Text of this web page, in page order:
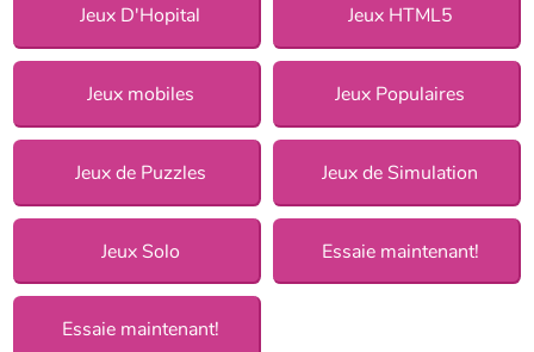
Jeux D'Hopital Jeux HTML5
Jeux mobiles Jeux Populaires
Jeux de Puzzles Jeux de Simulation
Jeux Solo Essaie maintenant!
Essaie maintenant!